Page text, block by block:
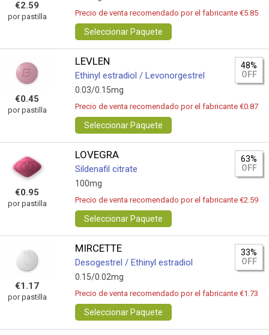
€2.59
por pastilla Precio de venta recomendado por el fabricante €5.85
Seleccionar Paquete
€0.45
por pastilla
LEVLEN
Ethinyl estradiol / Levonorgestrel
0.03/0.15mg
48%
OFF
Precio de venta recomendado por el fabricante €0.87
Seleccionar Paquete
€0.95
por pastilla
LOVEGRA
Sildenafil citrate
100mg
63%
OFF
Precio de venta recomendado por el fabricante €2.59
Seleccionar Paquete
€1.17
por pastilla
MIRCETTE
Desogestrel / Ethinyl estradiol
0.15/0.02mg
33%
OFF
Precio de venta recomendado por el fabricante €1.73
Seleccionar Paquete